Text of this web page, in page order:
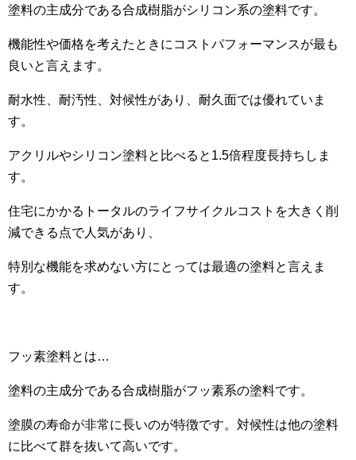
塗料の主成分である合成樹脂がシリコン系の塗料です。
機能性や価格を考えたときにコストパフォーマンスが最も
良いと言えます。
耐水性、耐汚性、対候性があり、耐久面では優れていま
す。
アクリルやシリコン塗料と比べると1.5倍程度長持ちしま
す。
住宅にかかるトータルのライフサイクルコストを大きく削
減できる点で人気があり、
特別な機能を求めない方にとっては最適の塗料と言えま
す。
フッ素塗料とは…
塗料の主成分である合成樹脂がフッ素系の塗料です。
塗膜の寿命が非常に長いのが特徴です。対候性は他の塗料
に比べて群を抜いて高いです。